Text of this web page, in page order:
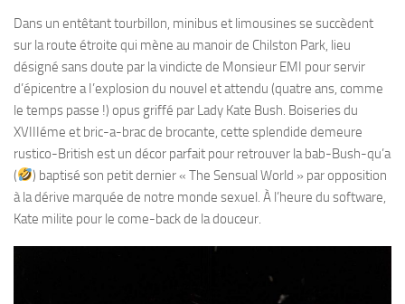
Dans un entêtant tourbillon, minibus et limousines se succèdent
sur la route étroite qui mène au manoir de Chilston Park, lieu
désigné sans doute par la vindicte de Monsieur EMI pour servir
d’épicentre a I’explosion du nouvel et attendu (quatre ans, comme
le temps passe !) opus griffé par Lady Kate Bush. Boiseries du
XVIIIéme et bric-a-brac de brocante, cette splendide demeure
rustico-British est un décor parfait pour retrouver la bab-Bush-qu’a
(
) baptisé son petit dernier « The Sensual World » par opposition
à la dérive marquée de notre monde sexuel. À l’heure du software,
Kate milite pour le come-back de la douceur.